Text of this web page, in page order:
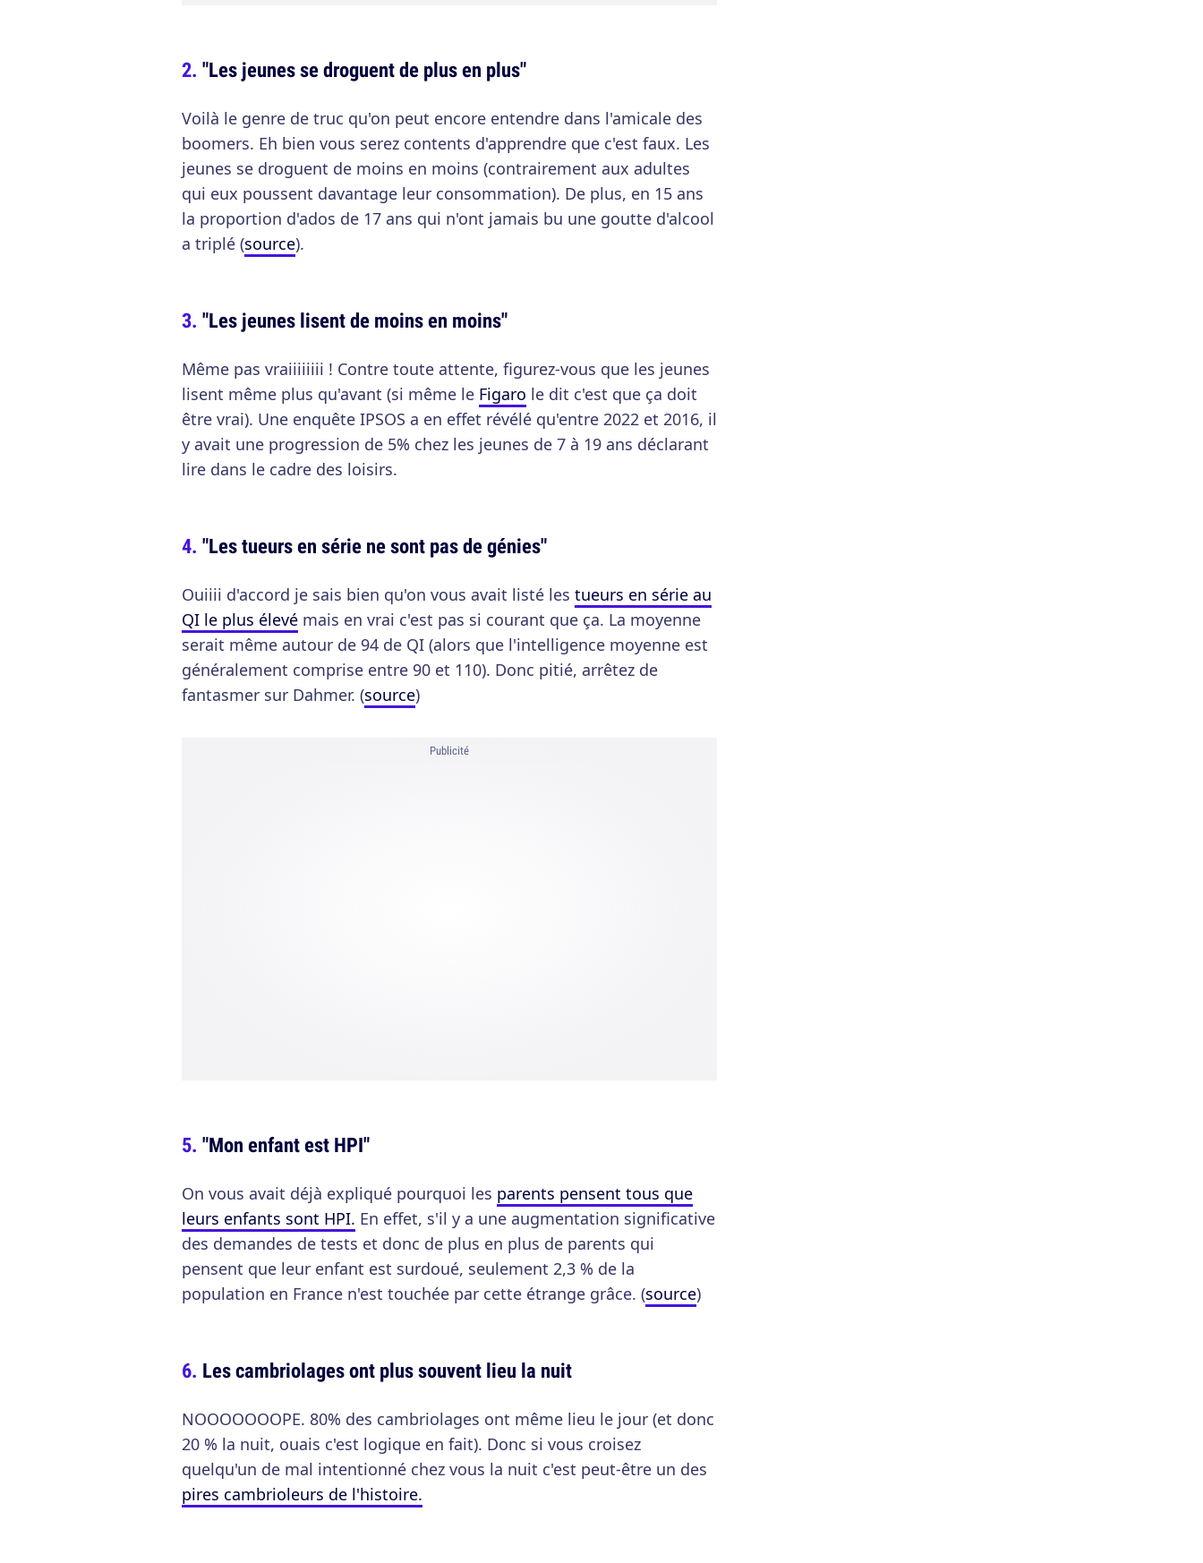
"Les jeunes se droguent de plus en plus"
Voilà le genre de truc qu'on peut encore entendre dans l'amicale des
boomers. Eh bien vous serez contents d'apprendre que c'est faux. Les
jeunes se droguent de moins en moins (contrairement aux adultes
qui eux poussent davantage leur consommation). De plus, en 15 ans
la proportion d'ados de 17 ans qui n'ont jamais bu une goutte d'alcool
a triplé (source).
"Les jeunes lisent de moins en moins"
Même pas vraiiiiiiii ! Contre toute attente, figurez-vous que les jeunes
lisent même plus qu'avant (si même le Figaro le dit c'est que ça doit
être vrai). Une enquête IPSOS a en effet révélé qu'entre 2022 et 2016, il
y avait une progression de 5% chez les jeunes de 7 à 19 ans déclarant
lire dans le cadre des loisirs.
"Les tueurs en série ne sont pas de génies"
Ouiiii d'accord je sais bien qu'on vous avait listé les tueurs en série au
QI le plus élevé mais en vrai c'est pas si courant que ça. La moyenne
serait même autour de 94 de QI (alors que l'intelligence moyenne est
généralement comprise entre 90 et 110). Donc pitié, arrêtez de
fantasmer sur Dahmer. (source)
Publicité
"Mon enfant est HPI"
On vous avait déjà expliqué pourquoi les parents pensent tous que
leurs enfants sont HPI. En effet, s'il y a une augmentation significative
des demandes de tests et donc de plus en plus de parents qui
pensent que leur enfant est surdoué, seulement 2,3 % de la
population en France n'est touchée par cette étrange grâce. (source)
Les cambriolages ont plus souvent lieu la nuit
NOOOOOOOPE. 80% des cambriolages ont même lieu le jour (et donc
20 % la nuit, ouais c'est logique en fait). Donc si vous croisez
quelqu'un de mal intentionné chez vous la nuit c'est peut-être un des
pires cambrioleurs de l'histoire.